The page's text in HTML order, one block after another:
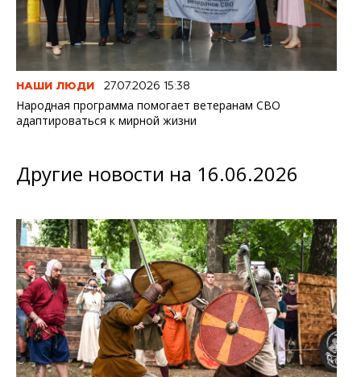
НАШИ ЛЮДИ 27.07.2026 15:38
Народная программа помогает ветеранам СВО
адаптироваться к мирной жизни
Другие новости на 16.06.2026